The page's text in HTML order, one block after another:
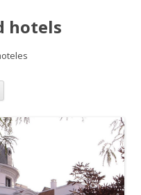
hotels
Saltar
contenido